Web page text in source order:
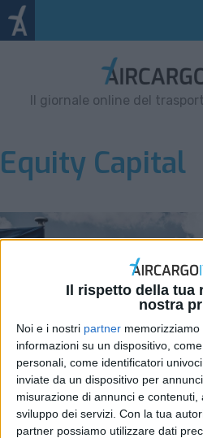
Il rispetto della tua
nostra
Noi e i nostri partner
informazioni su un dispositivo,
personali, come identificatori
inviate da un dispositivo per
misurazione di annunci e contenuti,
sviluppo dei servizi. Con la tua
partner possiamo utilizzare dati
Il giornale online del
Equity Capital